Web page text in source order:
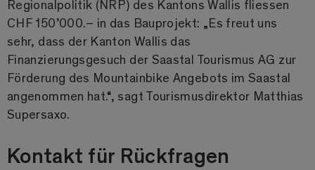
Regionalpolitik (NRP) des Kantons Wallis fliessen
CHF 150’000.– in das Bauprojekt: „Es freut uns
sehr, dass der Kanton Wallis das
Finanzierungsgesuch der Saastal Tourismus AG zur
Förderung des Mountainbike Angebots im Saastal
angenommen hat.“, sagt Tourismusdirektor Matthias
Supersaxo.
Kontakt für Rückfragen